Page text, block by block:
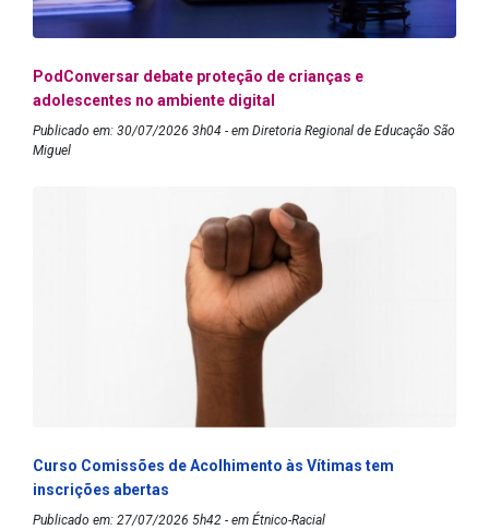
PodConversar debate proteção de crianças e
adolescentes no ambiente digital
Publicado em: 30/07/2026 3h04 - em Diretoria Regional de Educação São
Miguel
Curso Comissões de Acolhimento às Vítimas tem
inscrições abertas
Publicado em: 27/07/2026 5h42 - em Étnico-Racial